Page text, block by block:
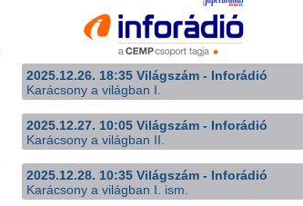
2025.12.26. 18:35 Világszám - Inforádió
Karácsony a világban I.
2025.12.27. 10:05 Világszám - Inforádió
Karácsony a világban II.
2025.12.28. 10:35 Világszám - Inforádió
Karácsony a világban I. ism.